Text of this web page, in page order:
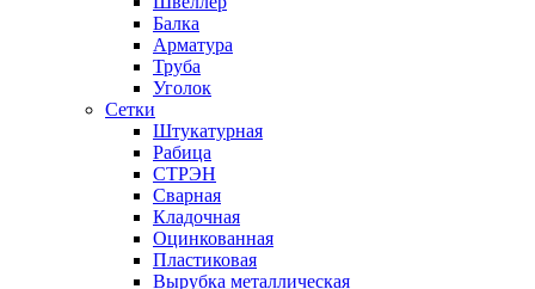
Балка
Арматура
Труба
Уголок
Сетки
Штукатурная
Рабица
СТРЭН
Сварная
Кладочная
Оцинкованная
Пластиковая
Вырубка металлическая